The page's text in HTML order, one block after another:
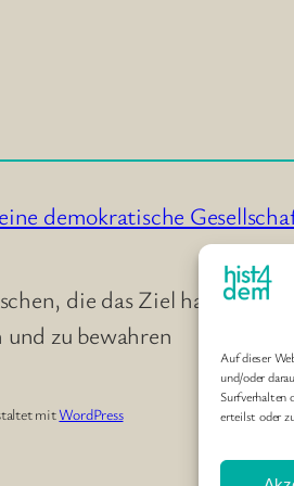
Auf dieser
und/oder
Surfverhalten
erteilst oder
demokratische
die das Ziel haben,
zu bewahren
mitWordPress